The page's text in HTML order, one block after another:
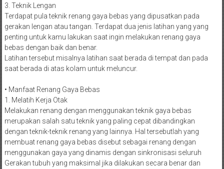
3. Teknik Lengan
Terdapat pula teknik renang gaya bebas yang dipusatkan pada
gerakan lengan atau tangan. Terdapat dua jenis latihan yang yang
penting untuk kamu lakukan saat ingin melakukan renang gaya
bebas dengan baik dan benar.
Latihan tersebut misalnya latihan saat berada di tempat dan pada
saat berada di atas kolam untuk meluncur.
• Manfaat Renang Gaya Bebas
1. Melatih Kerja Otak
Melakukan renang dengan menggunakan teknik gaya bebas
merupakan salah satu teknik yang paling cepat dibandingkan
dengan teknik-teknik renang yang lainnya. Hal tersebutlah yang
membuat renang gaya bebas disebut sebagai renang dengan
menggunakan gaya yang dinamis dengan sinkronisasi seluruh
Gerakan tubuh yang maksimal jika dilakukan secara benar dan